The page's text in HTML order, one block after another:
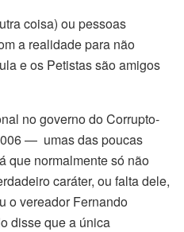
coisa) ou pessoas
a realidade para não
e os Petistas são amigos
no governo do Corrupto-
— umas das poucas
que normalmente só não
caráter, ou falta dele,
o vereador Fernando
disse que a única